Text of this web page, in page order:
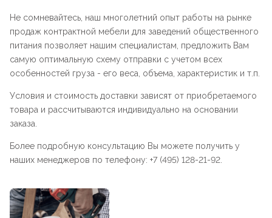
Не сомневайтесь, наш многолетний опыт работы на рынке
продаж контрактной мебели для заведений общественного
питания позволяет нашим специалистам, предложить Вам
самую оптимальную схему отправки с учетом всех
особенностей груза - его веса, объема, характеристик и т.п.
Условия и стоимость доставки зависят от приобретаемого
товара и рассчитываются индивидуально на основании
заказа.
Более подробную консультацию Вы можете получить у
наших менеджеров по телефону: +7 (495) 128-21-92.